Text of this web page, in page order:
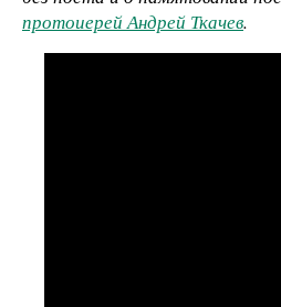
протоиерей Андрей Ткачев.